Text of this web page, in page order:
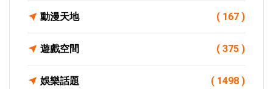
動漫天地 ( 167 )
遊戲空間 ( 375 )
娛樂話題 ( 1498 )